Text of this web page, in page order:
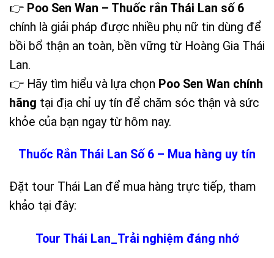
👉 Poo Sen Wan – Thuốc rắn Thái Lan số 6
chính là giải pháp được nhiều phụ nữ tin dùng để
bồi bổ thận an toàn, bền vững từ Hoàng Gia Thái
Lan.
👉 Hãy tìm hiểu và lựa chọn Poo Sen Wan chính
hãng tại địa chỉ uy tín để chăm sóc thận và sức
khỏe của bạn ngay từ hôm nay.
Thuốc Rắn Thái Lan Số 6 – Mua hàng uy tín
Đặt tour Thái Lan để mua hàng trực tiếp, tham
khảo tại đây:
Tour Thái Lan_Trải nghiệm đáng nhớ